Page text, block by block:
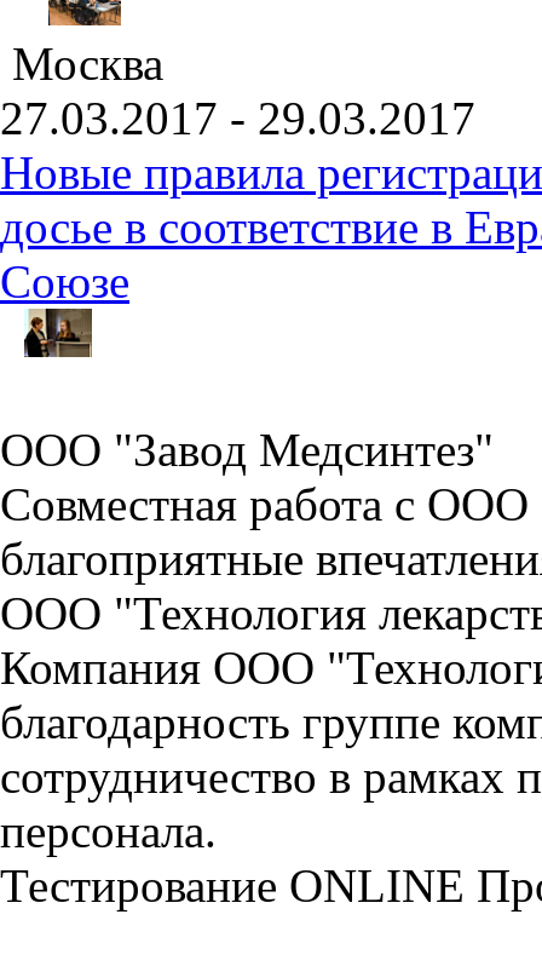
Москва
27.03.2017 - 29.03.2017
Новые правила
досье в соответствие в
Союзе
ООО "Завод Медсинтез"
Совместная работа с
благоприятные
ООО "Технология
Компания ООО
благодарность группе
сотрудничество в рамках
персонала.
Тестирование ONLINE